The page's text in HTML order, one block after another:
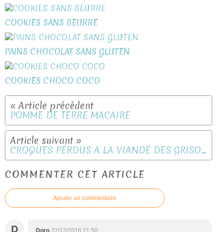
COOKIES SANS BEURRE
PAINS CHOCOLAT SANS GLUTEN
COOKIES CHOCO COCO
POMME DE TERRE MACAIRE
CROQUES PERDUS A LA VIANDE DES GRISONS
COMMENTER CET ARTICLE
Ajouter un commentaire
D Doro 22/12/2016 21:50